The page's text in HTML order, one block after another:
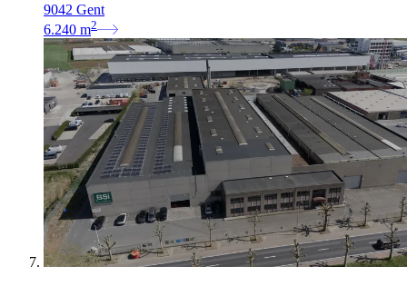
9042 Gent
6.240 m2